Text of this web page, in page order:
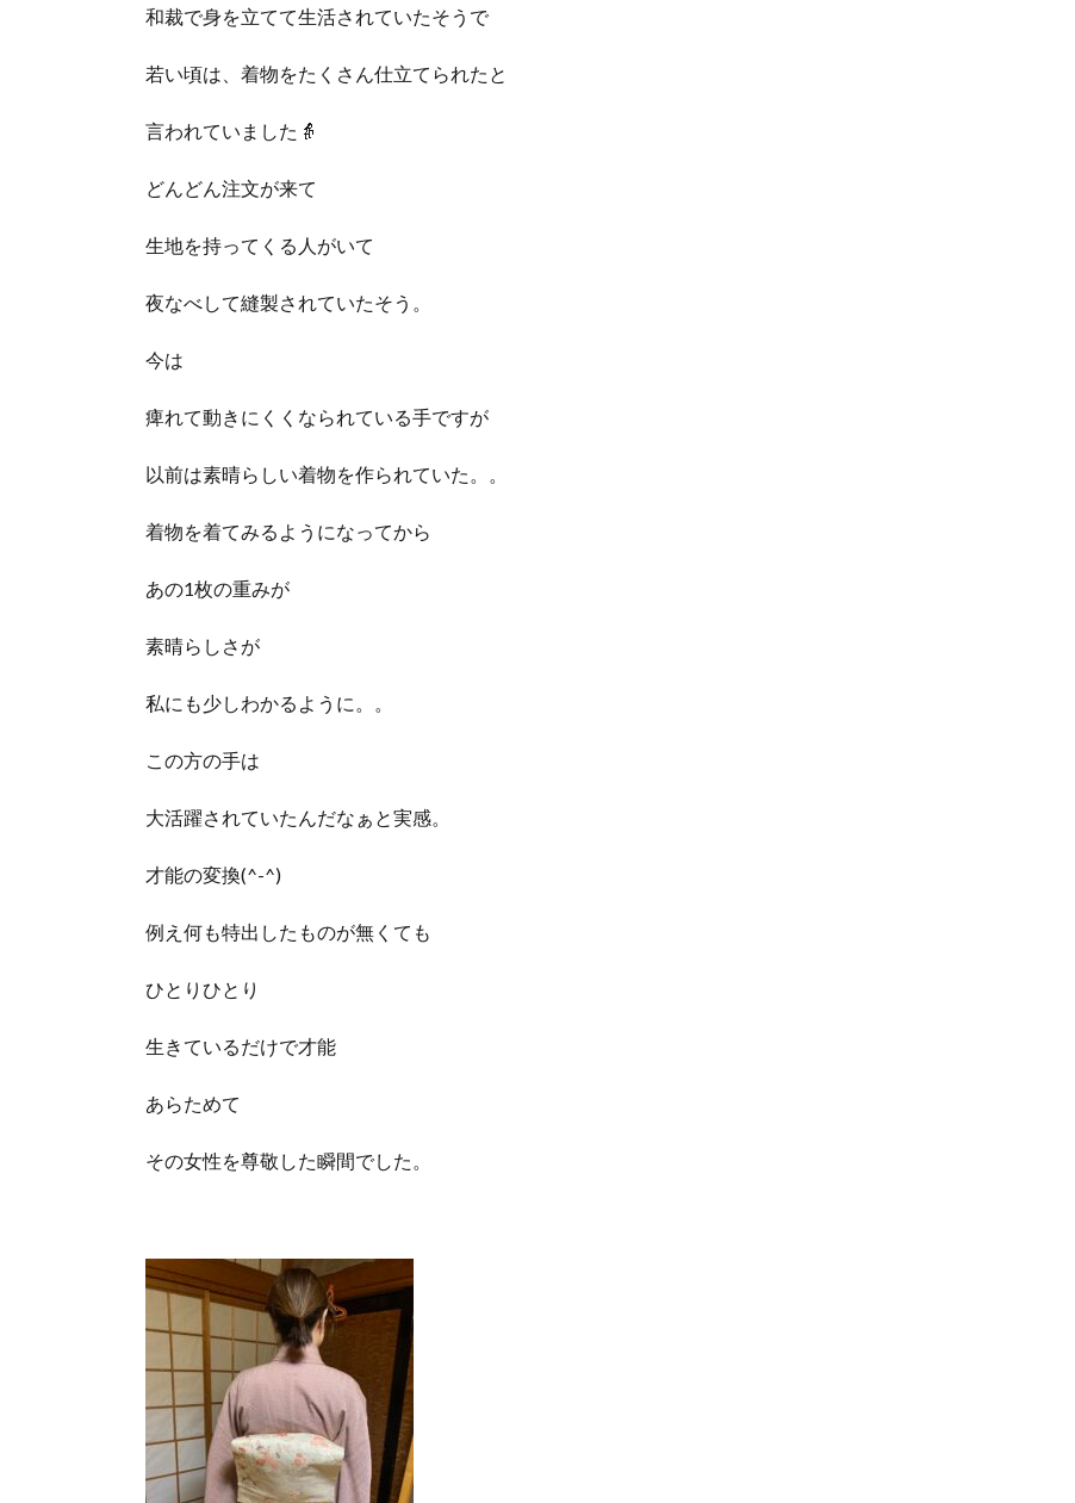
和裁で身を立てて生活されていたそうで
若い頃は、着物をたくさん仕立てられたと
言われていました👵
どんどん注文が来て
生地を持ってくる人がいて
夜なべして縫製されていたそう。
今は
痺れて動きにくくなられている手ですが
以前は素晴らしい着物を作られていた。。
着物を着てみるようになってから
あの1枚の重みが
素晴らしさが
私にも少しわかるように。。
この方の手は
大活躍されていたんだなぁと実感。
才能の変換(^-^)
例え何も特出したものが無くても
ひとりひとり
生きているだけで才能
あらためて
その女性を尊敬した瞬間でした。